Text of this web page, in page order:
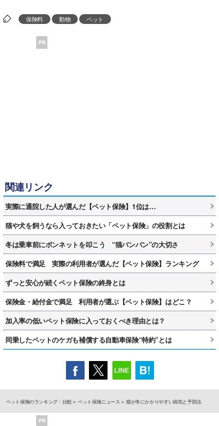
保険料 動物 ペット
PR
関連リンク
実際に通院した人が選んだ【ペット保険】1位は…
猫や犬を飼うなら入っておきたい「ペット保険」の役割とは
冬は乗車前にボンネットを叩こう “猫バンバン”の大切さ
保険料で満足 実際の利用者が選んだ【ペット保険】ランキング
ずっと安心が続くペット保険の終身とは
保険金・給付金で満足 利用者が選ぶ【ペット保険】はどこ？
加入率の低いペット保険に入っておくべき理由とは？
同乗したペットのケガも補償する自動車保険“特約”とは
ペット保険のランキング・比較 ペット保険ニュース 猫が冬にかかりやすい病気と予防法
PR